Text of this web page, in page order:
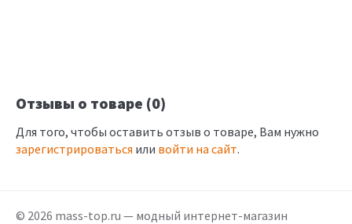
Отзывы о товаре (0)
Для того, чтобы оставить отзыв о товаре, Вам нужно
зарегистрироваться или войти на сайт.
© 2026 mass-top.ru — модный интернет-магазин